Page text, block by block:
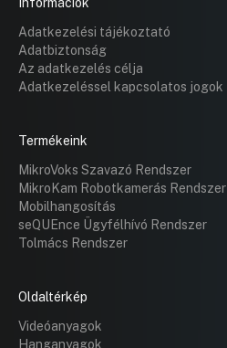
Információk
Adatkezelési tájékoztató
Adatbiztonság
Az adatkezelés célja
Adatkezeléssel kapcsolatos jogok
Termékeink
MikroVoks Szavazó Rendszer
MikroKam Robotkamerás Rendszer
Mobilhangosítás
seQUEnce Ügyfélhívó Rendszer
Tolmács Rendszer
Oldaltérkép
Videóanyagok
Hanganyagok